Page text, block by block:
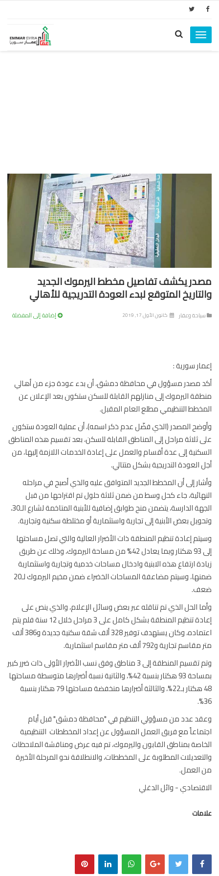
Toggle
navigation
يكشف تفاصيل مخطط اليرموك الجديد
المتوقع لبدء العودة التدريجية للأهالي
وعقار كانون الأول 17, 2019 إضافة إلى المفضلة
سورية :
مصدر مسؤول في محافظة دمشق، أن بدء عودة جزء من أهالي
اليرموك إلى منازلهم القابلة للسكن ستكون بعد الإعلان عن
التنظيمي مطلع العام المقبل.
المصدر (الذي فضّل عدم ذكر اسمه)، أن عملية العودة ستكون
ثلاثة مراحل إلى المناطق القابلة للسكن، بعد تقسيم هذه المناطق
إلى عدة أقسام والعمل على إعادة الخدمات اللازمة إليها، من
العودة التدريجية بشكل متتالي.
إلى أن المخطط الجديد المتوافق عليه والذي أصبح في مراحله
جاء كحل وسط من ضمن ثلاثة حلول تم اقتراحها من قبل
بعض الأبنية إلى تجارية واستثمارية أو مختلطة سكنية وتجارية.
إعادة تنظيم المنطقة ذات الأضرار العالية والتي تصل مساحتها
إلى 93 هكتار وبما يعادل 42% من مساحة اليرموك، وذلك عن طريق
ارتفاع هذه الابنية وادخال مساحات خدمية وتجارية واستثمارية
ضمنها، وسيتم مضاعفة المساحات الخضراء ضمن مخيم اليرموك لـ20
الحل الذي تم تناقله عبر بعض وسائل الإعلام، والذي ينص على
إعادة تنظيم المنطقة بشكل كامل على 3 مراحل خلال 12 سنة فلم يتم
اعتماده، وكان يستهدف توفير 328 ألف شقة سكنية جديدة و386 ألف
تجارية و792 ألف متر مقاسم استثمارية.
وتم تقسيم المنطقة إلى 3 مناطق وفق نسب الأضرار الأولى ذات ضرر كبير
بمساحة 93 هكتار بنسبة 42%، والثانية نسبة أضرارها متوسطة مساحتها
48 هكتار بـ22%، والثالثة أضرارها منخفضة مساحتها 79 هكتار بنسبة
عدد من مسؤولي التنظيم في "محافظة دمشق" قبل أيام
مع فريق العمل المسؤول عن إعداد المخططات التنظيمية
بمناطق القابون واليرموك، تم فيه عرض ومناقشة الملاحظات
المطلوبة على المخططات، والانطلاقة نحو المرحلة الأخيرة
العمل.
- وائل الدغلي